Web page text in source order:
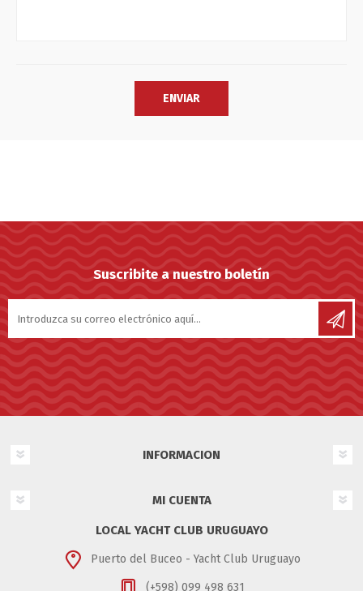
Suscribite a nuestro boletín
INFORMACION
MI CUENTA
LOCAL YACHT CLUB URUGUAYO
Puerto del Buceo - Yacht Club Uruguayo
(+598) 099 498 631